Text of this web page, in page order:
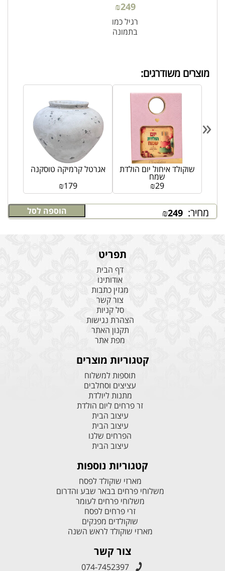
₪249
רגיל כמו
בתמונה
מחיר: ₪249 הוספה לסל
מוצרים משודרגים:
אגרטל קרמיקה טוסקנה
₪179
שוקולד איחול יום הולדת
שמח
₪29
«
תפריט
דף הבית
אודותינו
מגזין כתבות
צור קשר
סל קניות
הצהרת נגישות
תקנון האתר
מפת אתר
קטגוריות מוצרים
תוספות למשלוח
עציצים וסחלבים
מתנות ליולדת
זר פרחים ליום הולדת
עיצוב הבית
עיצוב הבית
הפרחים שלנו
עיצוב הבית
קטגוריות נוספות
מארזי שוקולד לפסח
משלוחי פרחים בבאר שבע והדרום
משלוחי פרחים לעומר
זרי פרחים לפסח
שוקולדים מפנקים
מארזי שוקולד לראש השנה
צור קשר
074-7452397